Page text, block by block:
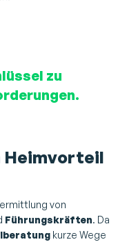
zu
Heimvorteil
von
Führungskräften. Da
kurze Wege